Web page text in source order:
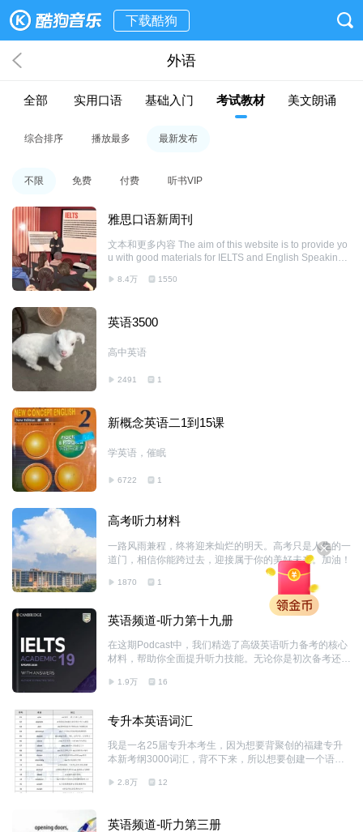
下载酷狗
外语
全部 实用口语 基础入门 考试教材 美文朗诵
综合排序 播放最多 最新发布
不限 免费 付费 听书VIP
雅思口语新周刊
文本和更多内容 The aim of this website is to provide yo
u with good materials for IELTS and English Speaking.
8.4万 1550
英语3500
高中英语
2491 1
新概念英语二1到15课
学英语，催眠
6722 1
高考听力材料
一路风雨兼程，终将迎来灿烂的明天。高考只是人生的一
道门，相信你能跨过去，迎接属于你的美好未来。加油！￼
1870 1
英语频道-听力第十九册
在这期Podcast中，我们精选了高级英语听力备考的核心
材料，帮助你全面提升听力技能。无论你是初次备考还是
导，助你在听力考试中脱颖而出。快来聆听，开启你的高
1.9万 16
专升本英语词汇
我是一名25届专升本考生，因为想要背聚创的福建专升
本新考纲3000词汇，背不下来，所以想要创建一个语音
2.8万 12
英语频道-听力第三册